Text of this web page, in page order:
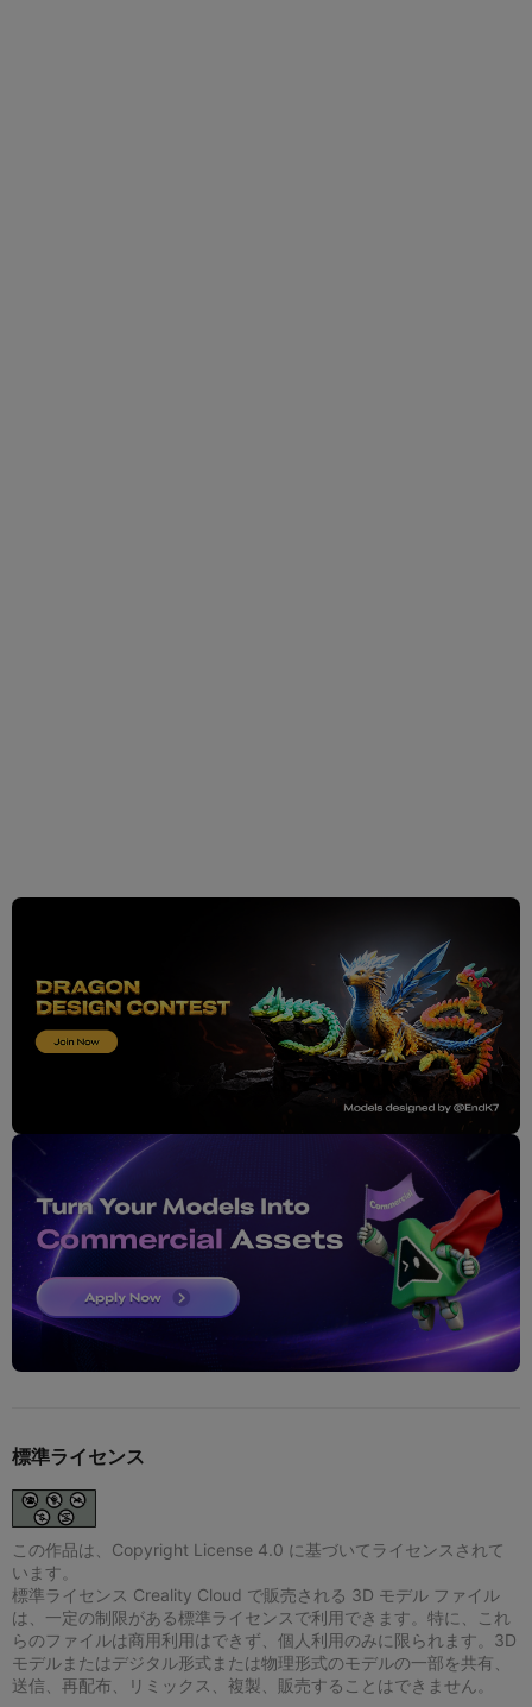
標準ライセンス
この作品は、Copyright License 4.0 に基づいてライセンスされて
います。
標準ライセンス Creality Cloud で販売される 3D モデル ファイル
は、一定の制限がある標準ライセンスで利用できます。特に、これ
らのファイルは商用利用はできず、個人利用のみに限られます。3D
モデルまたはデジタル形式または物理形式のモデルの一部を共有、
送信、再配布、リミックス、複製、販売することはできません。